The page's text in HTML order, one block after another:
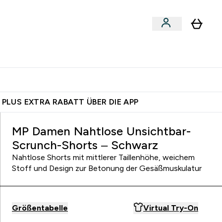
EXTRA RABATT ÜBER DIE APP
MP Damen Nahtlose Unsichtbar-
Scrunch-Shorts – Schwarz
Nahtlose Shorts mit mittlerer Taillenhöhe, weichem
Stoff und Design zur Betonung der Gesäßmuskulatur
Größentabelle Virtual Try-On